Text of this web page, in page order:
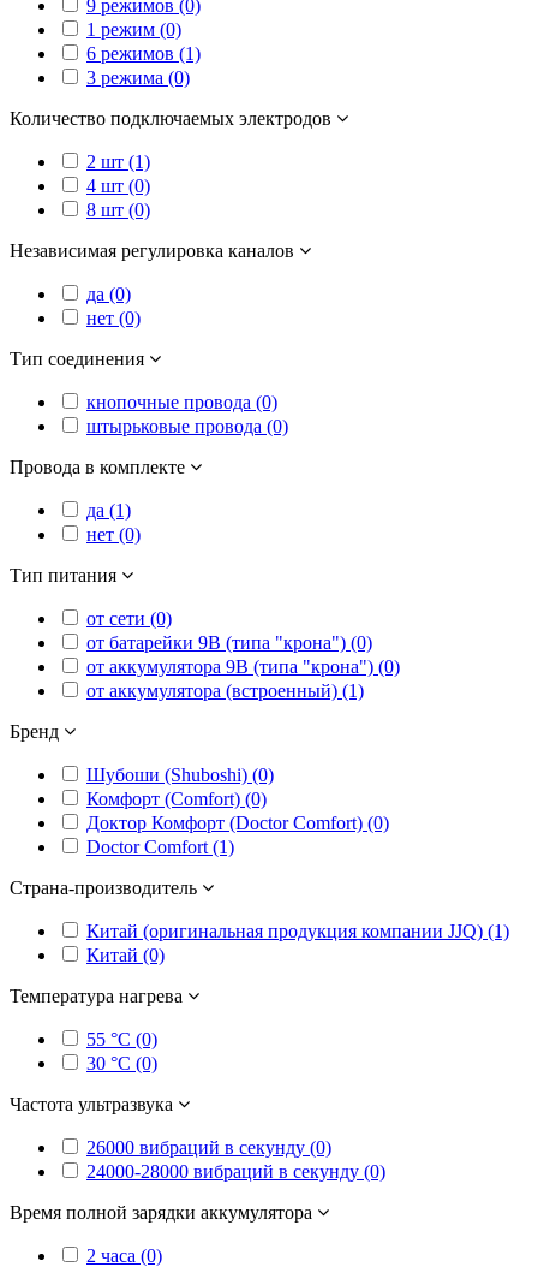
9 режимов (0)
1 режим (0)
6 режимов (1)
3 режима (0)
Количество подключаемых электродов
2 шт (1)
4 шт (0)
8 шт (0)
Независимая регулировка каналов
да (0)
нет (0)
Тип соединения
кнопочные провода (0)
штырьковые провода (0)
Провода в комплекте
да (1)
нет (0)
Тип питания
от сети (0)
от батарейки 9В (типа "крона") (0)
от аккумулятора 9В (типа "крона") (0)
от аккумулятора (встроенный) (1)
Бренд
Шубоши (Shuboshi) (0)
Комфорт (Comfort) (0)
Доктор Комфорт (Doctor Comfort) (0)
Doctor Comfort (1)
Страна-производитель
Китай (оригинальная продукция компании JJQ) (1)
Китай (0)
Температура нагрева
55 °C (0)
30 °C (0)
Частота ультразвука
26000 вибраций в секунду (0)
24000-28000 вибраций в секунду (0)
Время полной зарядки аккумулятора
2 часа (0)